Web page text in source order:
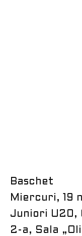
Baschet
Miercuri, 19
Juniori U20,
2-a, Sala